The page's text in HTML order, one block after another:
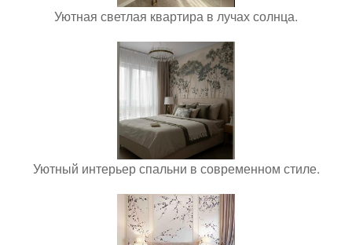
Уютная светлая квартира в лучах солнца.
Уютный интерьер спальни в современном стиле.